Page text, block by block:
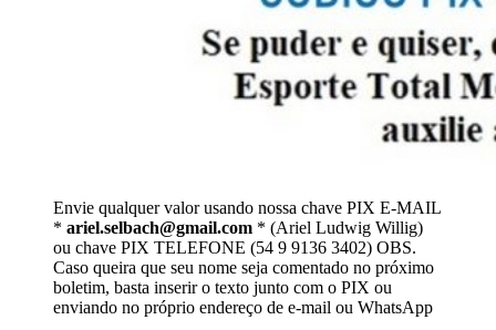
Envie qualquer valor usando nossa chave PIX E-MAIL
* ariel.selbach@gmail.com * (Ariel Ludwig Willig)
ou chave PIX TELEFONE (54 9 9136 3402) OBS.
Caso queira que seu nome seja comentado no próximo
boletim, basta inserir o texto junto com o PIX ou
enviando no próprio endereço de e-mail ou WhatsApp